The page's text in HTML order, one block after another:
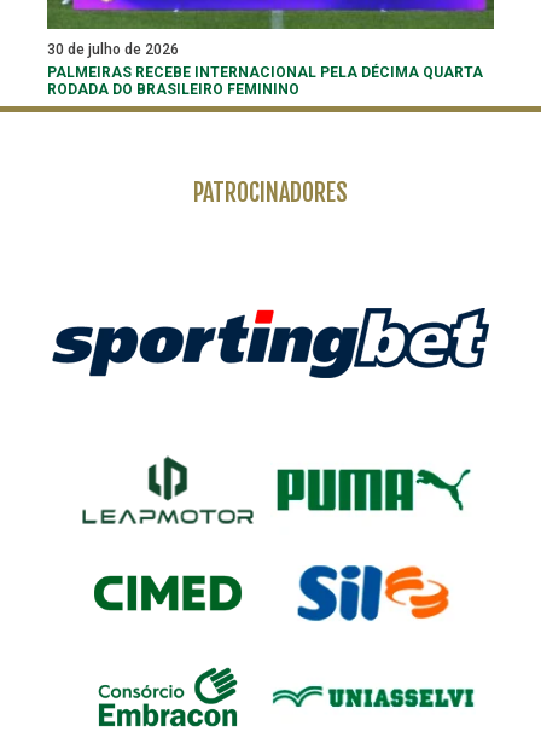
30 de julho de 2026
PALMEIRAS RECEBE INTERNACIONAL PELA DÉCIMA QUARTA
RODADA DO BRASILEIRO FEMININO
PATROCINADORES